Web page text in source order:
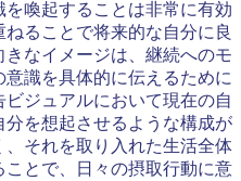
喚起することは非常に有効
ることで将来的な自分に良
なイメージは、継続へのモ
識を具体的に伝えるために
ジュアルにおいて現在の自
を想起させるような構成が
それを取り入れた生活全体
とで、日々の摂取行動に意